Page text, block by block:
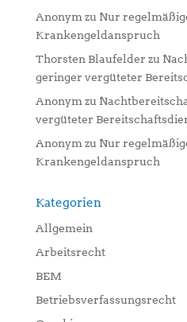
Anonym zu Nur
Krankengeldanspruch
Thorsten Blaufelder zu
geringer vergüteter
Anonym zu
vergüteter
Anonym zu Nur
Krankengeldanspruch
Kategorien
Allgemein
Arbeitsrecht
BEM
Betriebsverfassungsrecht